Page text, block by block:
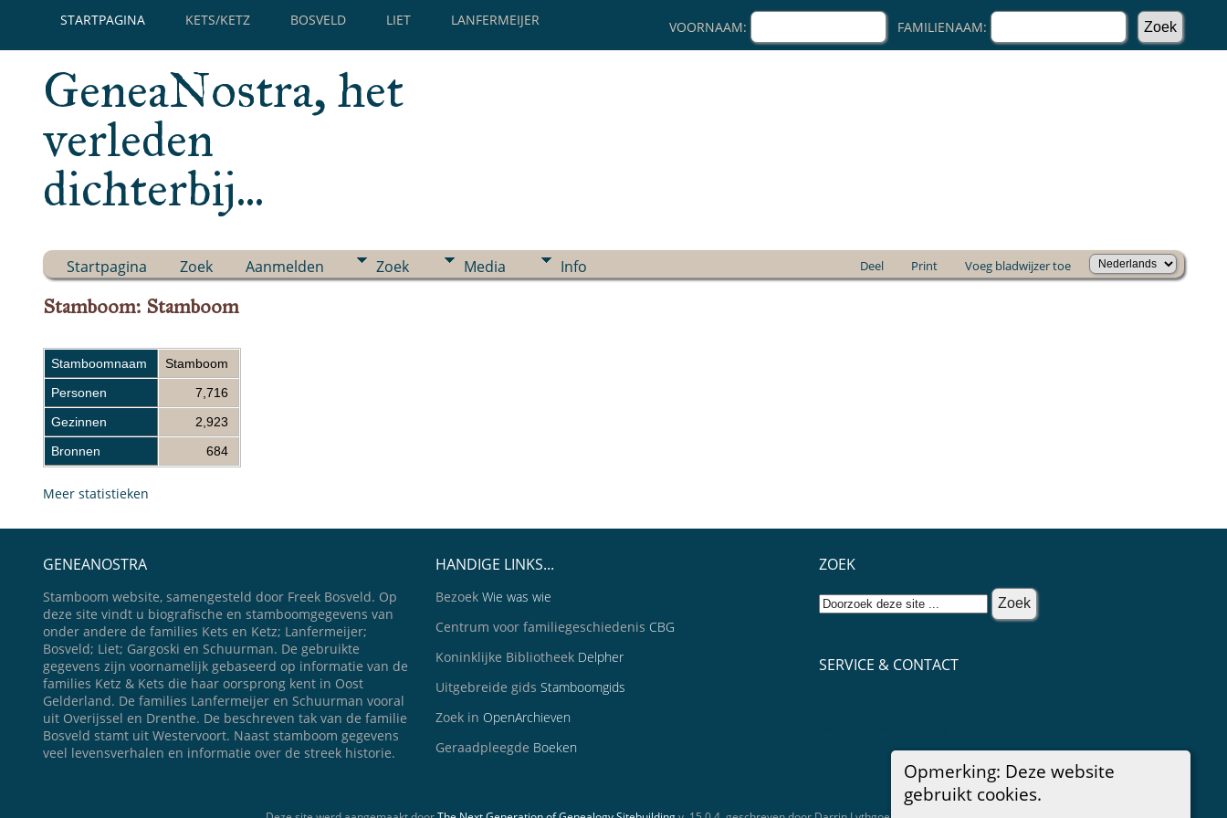
STARTPAGINA KETS/KETZ BOSVELD LIET LANFERMEIJER VOORNAAM: FAMILIENAAM:
GeneaNostra, het
verleden
dichterbij...
Startpagina Zoek Aanmelden Zoek Media Info Deel Print Voeg bladwijzer toe
Opmerking: Deze website
gebruikt cookies.
Stamboom: Stamboom
Stamboomnaam
Stamboom
Personen
7,716
Gezinnen
2,923
Bronnen
684
Meer statistieken
GENEANOSTRA
Stamboom website, samengesteld door Freek Bosveld. Op
deze site vindt u biografische en stamboomgegevens van
onder andere de families Kets en Ketz; Lanfermeijer;
Bosveld; Liet; Gargoski en Schuurman. De gebruikte
gegevens zijn voornamelijk gebaseerd op informatie van de
families Ketz & Kets die haar oorsprong kent in Oost
Gelderland. De families Lanfermeijer en Schuurman vooral
uit Overijssel en Drenthe. De beschreven tak van de familie
Bosveld stamt uit Westervoort. Naast stamboom gegevens
veel levensverhalen en informatie over de streek historie.
HANDIGE LINKS...
Bezoek Wie was wie
Centrum voor familiegeschiedenis CBG
Koninklijke Bibliotheek Delpher
Uitgebreide gids Stamboomgids
Zoek in OpenArchieven
Geraadpleegde Boeken
ZOEK
SERVICE & CONTACT